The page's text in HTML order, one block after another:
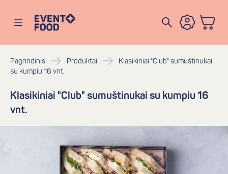
Atidaryti meniu
Eventofood
Pagrindinis Produktai
Klasikiniai "Club" sumuštinukai
su kumpiu 16 vnt.
Klasikiniai "Club" sumuštinukai su kumpiu 16
vnt.